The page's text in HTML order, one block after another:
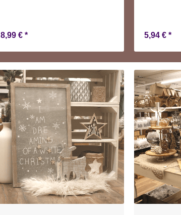
8,99 € * 5,94 € *